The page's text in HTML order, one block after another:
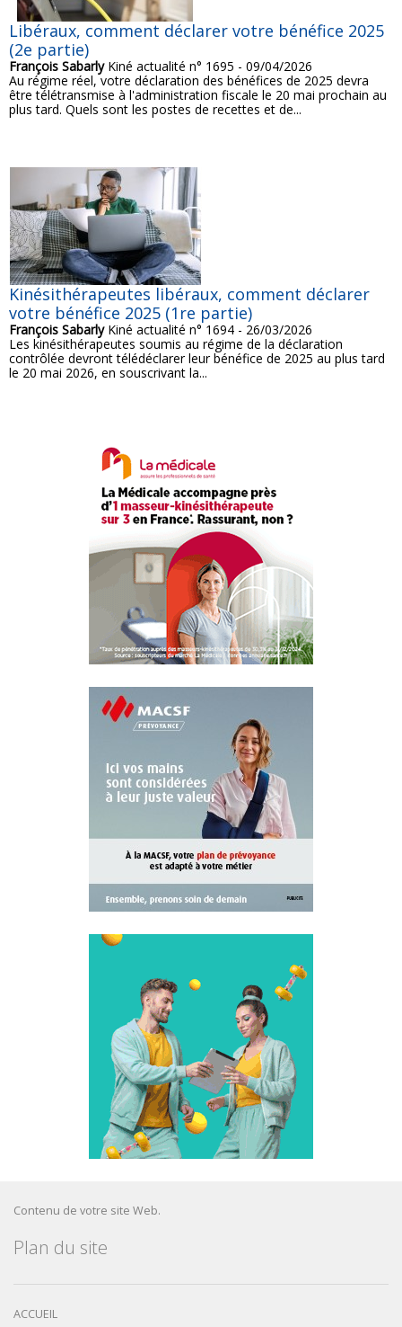
Libéraux, comment déclarer votre bénéfice 2025
(2e partie)
François SabarlyKiné actualité n° 1695 - 09/04/2026
Au régime réel, votre déclaration des bénéfices de 2025 devra
être télétransmise à l'administration fiscale le 20 mai prochain au
plus tard. Quels sont les postes de recettes et de...
Kinésithérapeutes libéraux, comment déclarer
votre bénéfice 2025 (1re partie)
François SabarlyKiné actualité n° 1694 - 26/03/2026
Les kinésithérapeutes soumis au régime de la déclaration
contrôlée devront télédéclarer leur bénéfice de 2025 au plus tard
le 20 mai 2026, en souscrivant la...
Contenu de votre site Web.
Plan du site
ACCUEIL